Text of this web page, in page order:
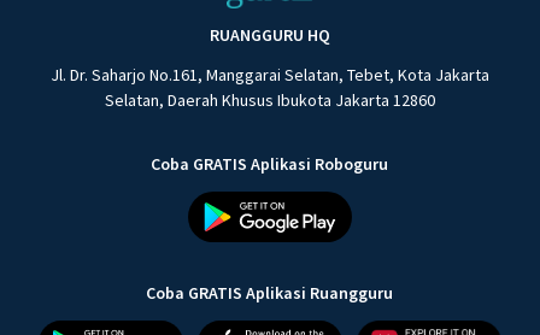
RUANGGURU HQ
Jl. Dr. Saharjo No.161, Manggarai Selatan, Tebet, Kota Jakarta
Selatan, Daerah Khusus Ibukota Jakarta 12860
Coba GRATIS Aplikasi Roboguru
Coba GRATIS Aplikasi Ruangguru